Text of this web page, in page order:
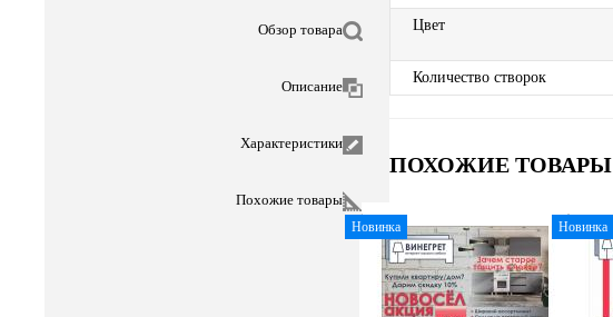
Обзор товара
Описание
Характеристики
Похожие товары
Цвет
Количество створок
ПОХОЖИЕ ТОВАРЫ
Новинка Новинка